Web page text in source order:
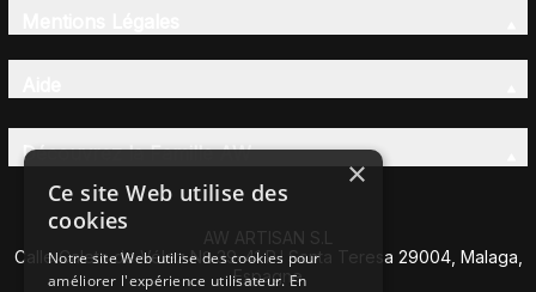
Découvrez la Famille AW
AW ARTISAN S.L
Calle Caleta de Vélez Nº 39-41 P.I Santa Teresa 29004, Malaga,
Espagne
×
Ce site Web utilise des
cookies
Notre site Web utilise des cookies pour
améliorer l'expérience utilisateur. En